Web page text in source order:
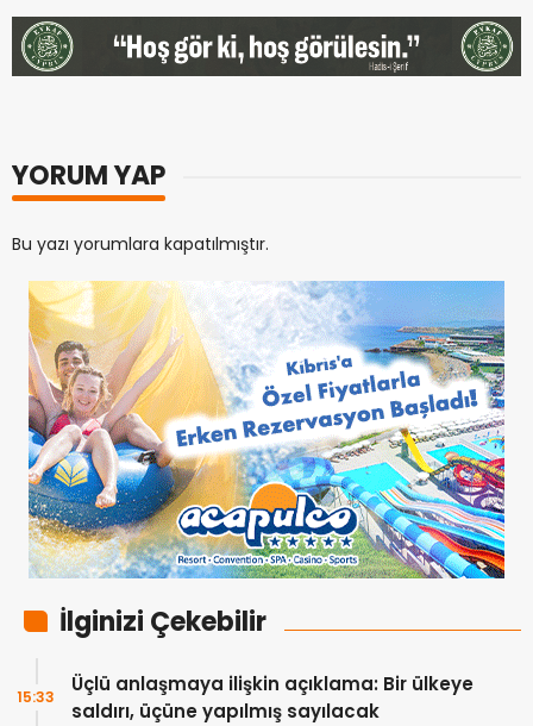
YORUM YAP
Bu yazı yorumlara kapatılmıştır.
İlginizi Çekebilir
Üçlü anlaşmaya ilişkin açıklama: Bir ülkeye
saldırı, üçüne yapılmış sayılacak
15:33